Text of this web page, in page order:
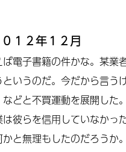
１２年１２月
電子書籍の件かな。某業
いうのだ。今だから言う
どと不買運動を展開した
彼らを信用していなかっ
と無理もしたのだろうか